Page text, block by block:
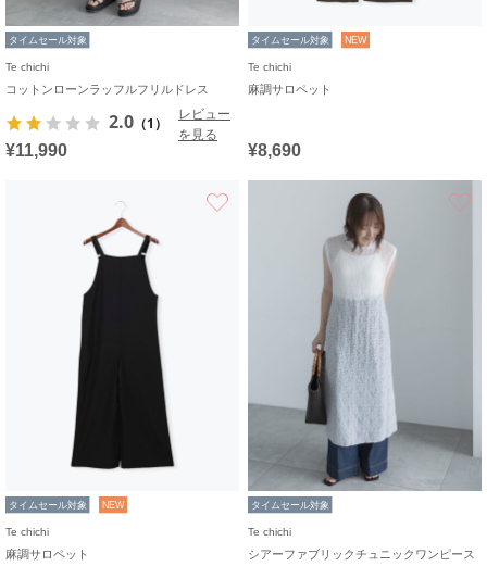
タイムセール対象
Te chichi
コットンローンラッフルフリルドレス
2.0 （1）
レビュー
を見る
¥11,990
タイムセール対象 NEW
Te chichi
麻調サロペット
¥8,690
タイムセール対象 NEW
Te chichi
麻調サロペット
タイムセール対象
Te chichi
シアーファブリックチュニックワンピース